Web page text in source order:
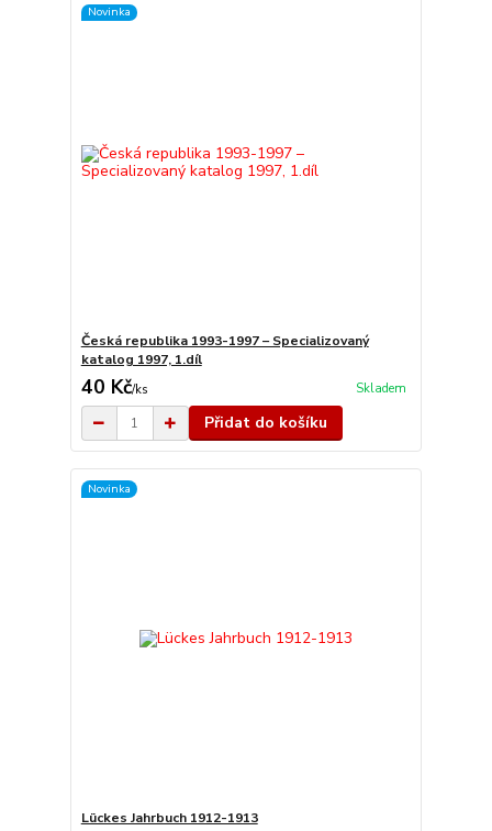
Novinka
Česká republika 1993-1997 – Specializovaný
katalog 1997, 1.díl
40 Kč/ks Skladem
Přidat do košíku
Novinka
Lückes Jahrbuch 1912-1913